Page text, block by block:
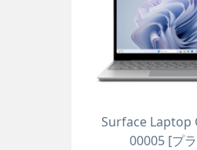
Surface Laptop
00005 [プ